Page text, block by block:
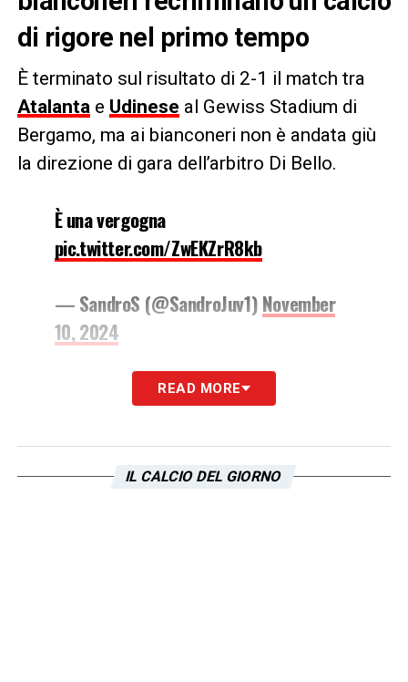
di rigore nel primo tempo
È terminato sul risultato di 2-1 il match tra
Atalantae Udinese al Gewiss Stadium di
Bergamo, ma ai bianconeri non è andata giù
la direzione di gara dell’arbitro Di Bello.
È una vergogna
pic.twitter.com/ZwEKZrR8kb
— SandroS (@SandroJuv1)November
10, 2024
Infatti, la squadra ospite recrimina un calcio
un tocco con il braccio da parte diHien.
Neanche il Var è intervenuto su questo
READ MORE
IL CALCIO DEL GIORNO